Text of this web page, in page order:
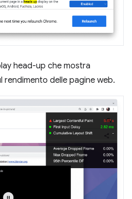
head-up che mostra
rendimento delle pagine web.